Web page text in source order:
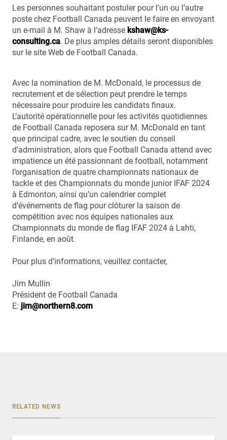
Les personnes souhaitant postuler pour l’un ou l’autre
poste chez Football Canada peuvent le faire en envoyant
un e-mail à M. Shaw à l’adresse kshaw@ks-
consulting.ca. De plus amples détails seront disponibles
sur le site Web de Football Canada.
Avec la nomination de M. McDonald, le processus de
recrutement et de sélection peut prendre le temps
nécessaire pour produire les candidats finaux.
L’autorité opérationnelle pour les activités quotidiennes
de Football Canada reposera sur M. McDonald en tant
que principal cadre, avec le soutien du conseil
d’administration, alors que Football Canada attend avec
impatience un été passionnant de football, notamment
l’organisation de quatre championnats nationaux de
tackle et des Championnats du monde junior IFAF 2024
à Edmonton, ainsi qu’un calendrier complet
d’événements de flag pour clôturer la saison de
compétition avec nos équipes nationales aux
Championnats du monde de flag IFAF 2024 à Lahti,
Finlande, en août.
Pour plus d’informations, veuillez contacter,
Jim Mullin
Président de Football Canada
E: jim@northern8.com
RELATED NEWS